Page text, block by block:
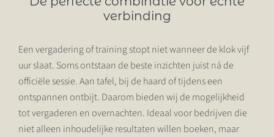
TARIEVEN
ACTIVITEITEN
VERGADEREN EN OVERNACHTEN
OVER ONS
verbinding
Een vergadering of training stopt niet wanneer de klok vijf
uur slaat. Soms ontstaan de beste inzichten juist ná de
officiële sessie. Aan tafel, bij de haard of tijdens een
ontspannen ontbijt. Daarom bieden wij de mogelijkheid
tot vergaderen en overnachten. Ideaal voor bedrijven die
niet alleen inhoudelijke resultaten willen boeken, maar